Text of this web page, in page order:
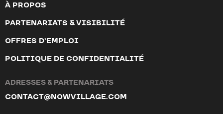
À PROPOS
PARTENARIATS & VISIBILITÉ
OFFRES D’EMPLOI
POLITIQUE DE CONFIDENTIALITÉ
ADRESSES & PARTENARIATS
CONTACT@NOWVILLAGE.COM